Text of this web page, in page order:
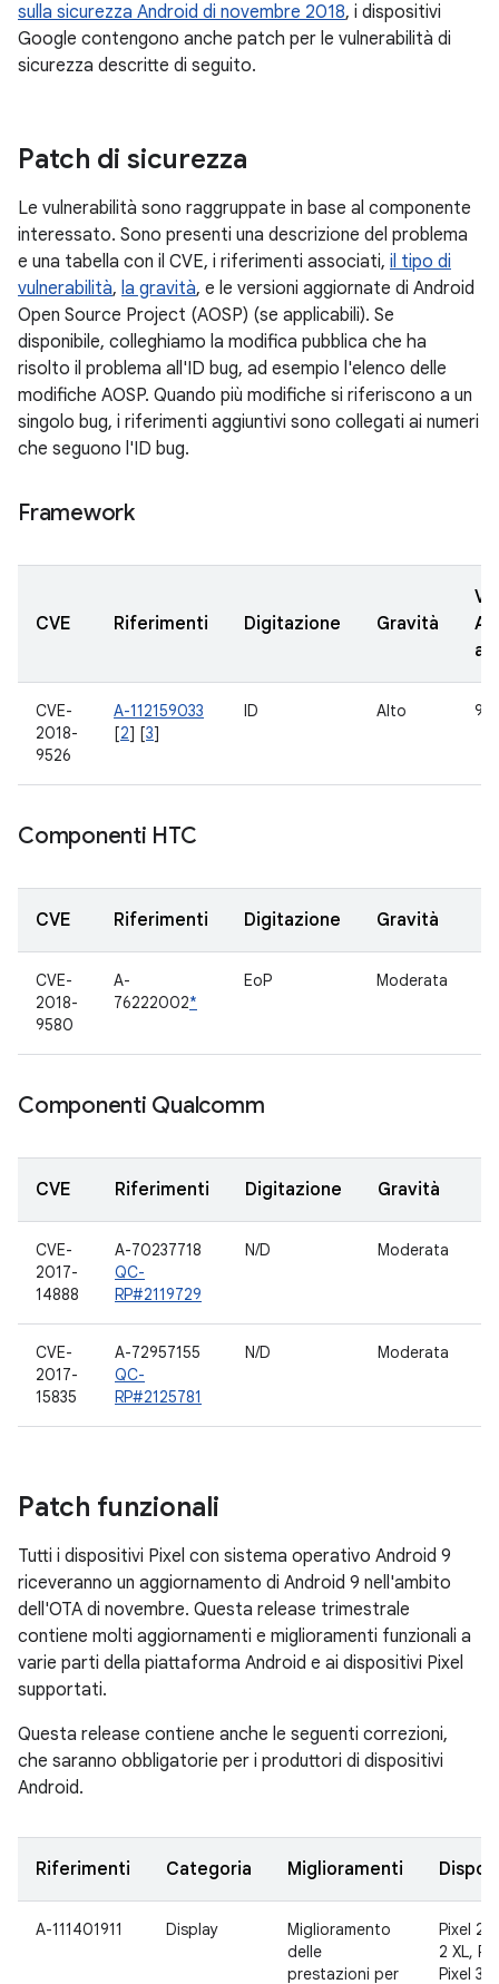
sulla sicurezza Android di novembre 2018, i dispositivi
Google contengono anche patch per le vulnerabilità di
sicurezza descritte di seguito.
Patch di sicurezza
Le vulnerabilità sono raggruppate in base al componente
interessato. Sono presenti una descrizione del problema
e una tabella con il CVE, i riferimenti associati, il tipo di
vulnerabilità, la gravità, e le versioni aggiornate di Android
Open Source Project (AOSP) (se applicabili). Se
disponibile, colleghiamo la modifica pubblica che ha
risolto il problema all'ID bug, ad esempio l'elenco delle
modifiche AOSP. Quando più modifiche si riferiscono a un
singolo bug, i riferimenti aggiuntivi sono collegati ai numeri
che seguono l'ID bug.
Framework
CVE Riferimenti Digitazione Gravità
CVE-
2018-
9526
A-112159033
[2] [3]
ID Alto 9
Componenti HTC
CVE Riferimenti Digitazione Gravità
CVE-
2018-
9580
A-
76222002*
EoP Moderata
Componenti Qualcomm
CVE Riferimenti Digitazione Gravità
CVE-
2017-
14888
A-70237718
QC-
RP#2119729
N/D Moderata
CVE-
2017-
15835
A-72957155
QC-
RP#2125781
N/D Moderata
Patch funzionali
Tutti i dispositivi Pixel con sistema operativo Android 9
riceveranno un aggiornamento di Android 9 nell'ambito
dell'OTA di novembre. Questa release trimestrale
contiene molti aggiornamenti e miglioramenti funzionali a
varie parti della piattaforma Android e ai dispositivi Pixel
supportati.
Questa release contiene anche le seguenti correzioni,
che saranno obbligatorie per i produttori di dispositivi
Android.
Riferimenti Categoria Miglioramenti
A-111401911 Display
Miglioramento
delle
prestazioni per
Pixel 2,
2 XL,
Pixel 3